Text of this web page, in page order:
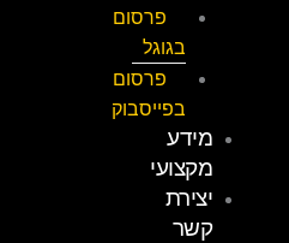
פרסום
בגוגל
פרסום
בפייסבוק
מידע
מקצועי
יצירת
קשר